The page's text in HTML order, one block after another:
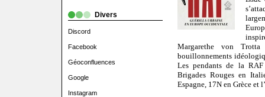
Divers
Discord
Facebook
Géoconfluences
Google
Instagram
Margarethe von
bouillonnements
Les pendants de la
Brigades Rouges en
Espagne, 17N en Grèce et